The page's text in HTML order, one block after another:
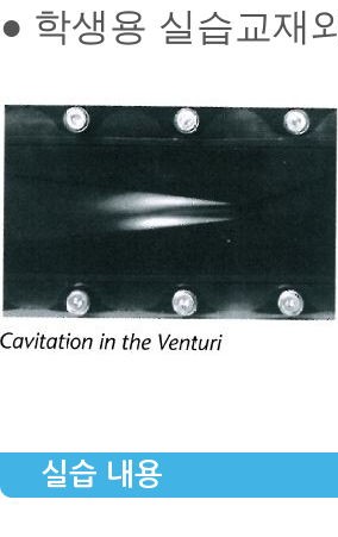
● 학생용 실습교재
실습 내용